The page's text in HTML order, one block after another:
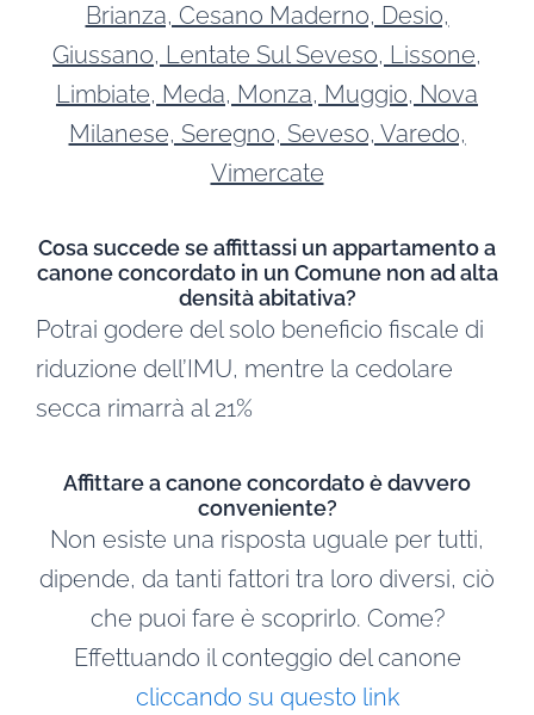
Brianza, Cesano Maderno, Desio,
Giussano, Lentate Sul Seveso, Lissone,
Limbiate, Meda, Monza, Muggio, Nova
Milanese, Seregno, Seveso, Varedo,
Vimercate
Cosa succede se affittassi un appartamento a
canone concordato in un Comune non ad alta
densità abitativa?
Potrai godere del solo beneficio fiscale di
riduzione dell’IMU, mentre la cedolare
secca rimarrà al 21%
Affittare a canone concordato è davvero
conveniente?
Non esiste una risposta uguale per tutti,
dipende, da tanti fattori tra loro diversi, ciò
che puoi fare è scoprirlo. Come?
Effettuando il conteggio del canone
cliccando su questo link